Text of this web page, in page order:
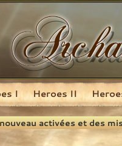
I Heroes II
activées et des